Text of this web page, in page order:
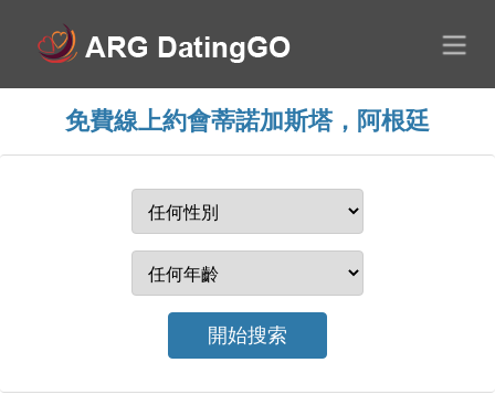
免費線上約會蒂諾加斯塔，阿根廷